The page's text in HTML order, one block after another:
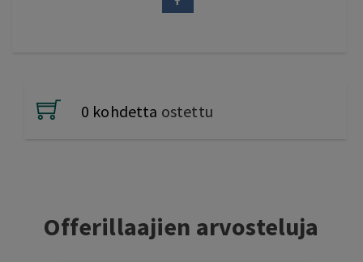
0 kohdetta ostettu
Offerillaajien arvosteluja